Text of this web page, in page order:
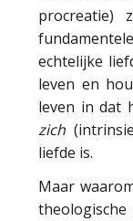
procreatie)
echtelijke
leven en
leven in dat
zich
liefde is.
Maar